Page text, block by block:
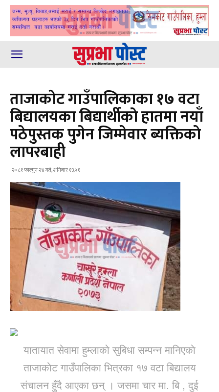
ताजाकाेट गाउँपालिकाका १७ वटा
बिद्यालयका बिद्यार्थीकाे हातमा नयाँ
पठेपुस्तक पुगेन जिम्मेवार ब्यक्तिकाे
लापरबाही
२०८१ फाल्गुन २४ गते, शनिबार १३:५१
यातायात सेवामा हुम्लाको सुबिधा सम्पन्न मानिएकाे
ताजाकाेट गाउँपालिका भित्रका १७ वटा बिद्यालय
संचालन हुँदै आएका छन् । जसमा चार मा. बि , दुई